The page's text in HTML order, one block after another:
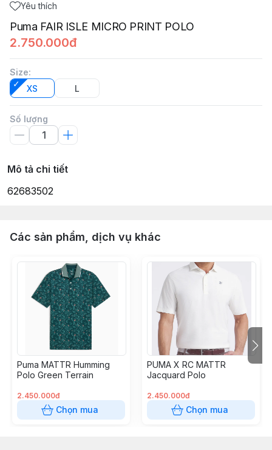
Yêu thích
Puma FAIR ISLE MICRO PRINT POLO
2.750.000đ
Size:
XS
L
Số lượng
Mô tả chi tiết
62683502
Các sản phẩm, dịch vụ khác
Puma MATTR Humming
Polo Green Terrain
2.450.000đ
Chọn mua
PUMA X RC MATTR
Jacquard Polo
2.450.000đ
Chọn mua